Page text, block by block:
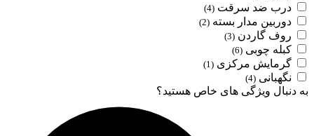
درب ضد سرقت (4)
دوربین مدار بسته (2)
روف گاردن (3)
کبله چوبی (6)
گرمایش مرکزی (1)
نگهبانی (4)
به دنبال ویژگی های خاص هستید؟